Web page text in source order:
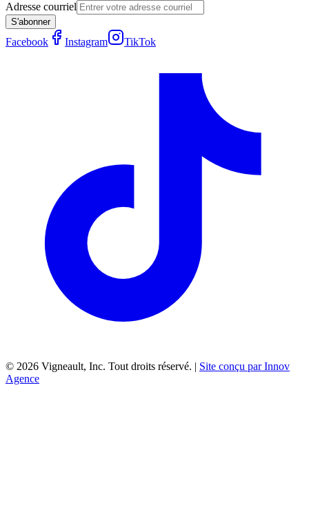
Adresse courriel
S'abonner
Facebook Instagram TikTok
© 2026 Vigneault, Inc. Tout droits réservé. | Site conçu par Innov
Agence